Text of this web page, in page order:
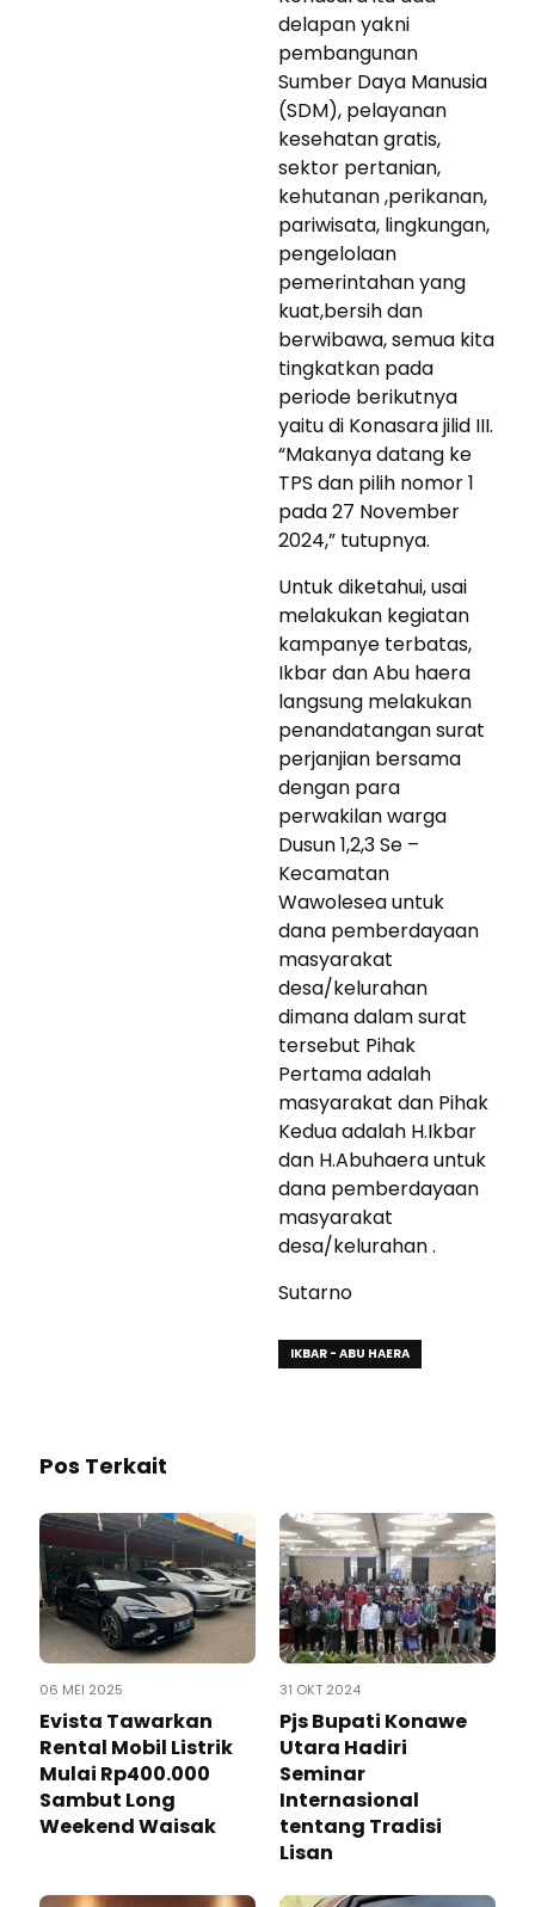
delapan yakni
pembangunan
Sumber Daya Manusia
(SDM), pelayanan
kesehatan gratis,
sektor pertanian,
kehutanan ,perikanan,
pariwisata, lingkungan,
pengelolaan
pemerintahan yang
kuat,bersih dan
berwibawa, semua kita
tingkatkan pada
periode berikutnya
yaitu di Konasara jilid III.
“Makanya datang ke
TPS dan pilih nomor 1
pada 27 November
2024,” tutupnya.
Untuk diketahui, usai
melakukan kegiatan
kampanye terbatas,
Ikbar dan Abu haera
langsung melakukan
penandatangan surat
perjanjian bersama
dengan para
perwakilan warga
Dusun 1,2,3 Se –
Kecamatan
Wawolesea untuk
dana pemberdayaan
masyarakat
desa/kelurahan
dimana dalam surat
tersebut Pihak
Pertama adalah
masyarakat dan Pihak
Kedua adalah H.Ikbar
dan H.Abuhaera untuk
dana pemberdayaan
masyarakat
desa/kelurahan .
Sutarno
IKBAR - ABU HAERA
Pos Terkait
06 MEI 2025
Evista Tawarkan
Rental Mobil Listrik
Mulai Rp400.000
Sambut Long
Weekend Waisak
31 OKT 2024
Pjs Bupati Konawe
Utara Hadiri
Seminar
Internasional
tentang Tradisi
Lisan